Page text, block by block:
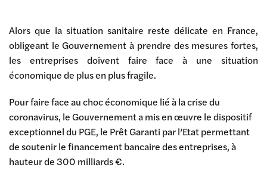
Alors que la situation sanitaire reste délicate en France,
obligeant le Gouvernement à prendre des mesures fortes,
les entreprises doivent faire face à une situation
économique de plus en plus fragile.
Pour faire face au choc économique lié à la crise du
coronavirus, le Gouvernement a mis en œuvre le dispositif
exceptionnel du PGE, le Prêt Garanti par l’Etat permettant
de soutenir le financement bancaire des entreprises, à
hauteur de 300 milliards €.